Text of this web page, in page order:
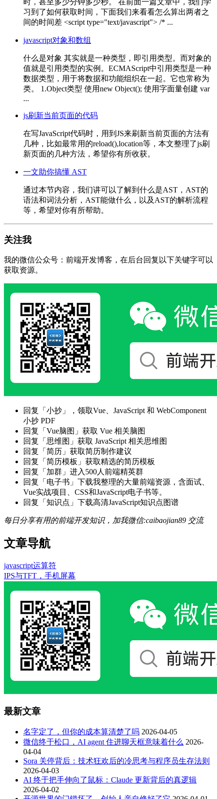
习到了如何获取时间，下面我们来看看怎么算出两者之
间的时间差 <script type="text/javascript"> /* ...
javascript对象和数组
什么是对象 其实就是一种类型，即引用类型。而对象的
值就是引用类型的实例。ECMAScript中引用类型是一种
数据类型，用于将数据和功能组织在一起。它也常称为
类。 1.Object类型 使用new Object(); 使用字面量创建 var
...
js刷新当前页面的代码
在写JavaScript代码时，用到JS来刷新当前页面的方法有
几种，比如最常用的reload(),location等，本文整理了js刷
新页面的几种方法，希望你有所收获。
一文助你搞懂 AST
通过本节内容，我们讲可以了解到什么是AST，AST的
语法和词法分析，AST能做什么，以及AST的解析流程
等，希望对你有所帮助。
关注我
我的微信公众号：前端开发博客，在后台回复以下关键字可以
获取资源。
回复「小抄」，领取Vue、JavaScript 和 WebComponent
小抄 PDF
回复「Vue脑图」获取 Vue 相关脑图
回复「思维图」获取 JavaScript 相关思维图
回复「简历」获取简历制作建议
回复「简历模板」获取精选的简历模板
回复「加群」进入500人前端精英群
回复「电子书」下载我整理的大量前端资源，含面试、
Vue实战项目、CSS和JavaScript电子书等。
回复「知识点」下载高清JavaScript知识点图谱
每日分享有用的前端开发知识，加我微信:caibaojian89 交流
文章导航
javascript运算符
IPS与TFT，手机屏幕
最新文章
名字定了，但你的成本算清楚了吗 2026-04-05
微信终于松口，AI agent 住进聊天框意味着什么 2026-
04-04
Sora 关停背后：技术狂欢后的冷思考与程序员生存法则
2026-04-03
AI 终于把手伸向了鼠标：Claude 更新背后的真逻辑
2026-04-02